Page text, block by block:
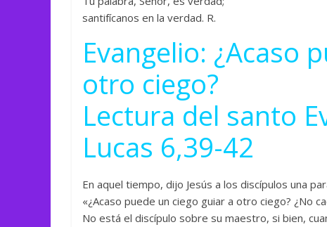
santifícanos en la verdad. R.
Evangelio: ¿Acaso
otro ciego?
Lectura del santo
Lucas 6,39-42
En aquel tiempo, dijo Jesús a los discípulos una
«¿Acaso puede un ciego guiar a otro ciego? ¿No
No está el discípulo sobre su maestro, si bien,